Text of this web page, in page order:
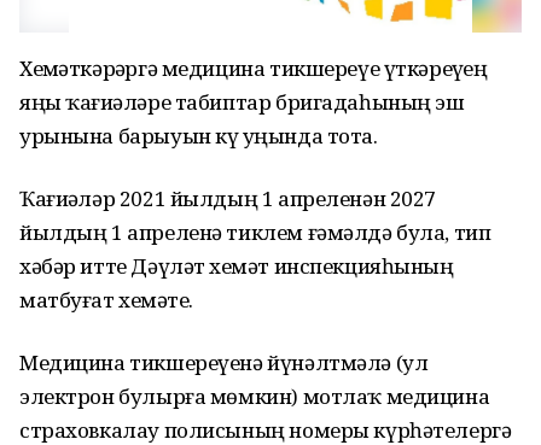
Хеҙмәткәрҙәргә медицина тикшереүе үткәреүҙең
яңы ҡағиҙәләре табиптар бригадаһының эш
урынына барыуын күҙ уңында тота.
Ҡағиҙәләр 2021 йылдың 1 апреленән 2027
йылдың 1 апреленә тиклем ғәмәлдә була, тип
хәбәр итте Дәүләт хеҙмәт инспекцияһының
матбуғат хеҙмәте.
Медицина тикшереүенә йүнәлтмәлә (ул
электрон булырға мөмкин) мотлаҡ медицина
страховкалау полисының номеры күрһәтелергә